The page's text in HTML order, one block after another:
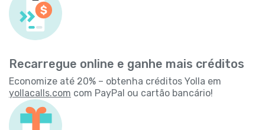
Recarregue online e ganhe mais créditos
Economize até 20% – obtenha créditos Yolla em
yollacalls.com com PayPal ou cartão bancário!